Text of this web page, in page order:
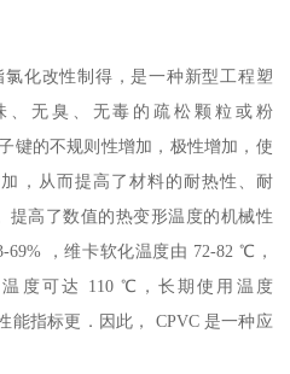
化改性制得，是一种新型工程塑
、无臭、无毒的疏松颗粒或粉
键的不规则性增加，极性增加，使
，从而提高了材料的耐热性、耐
提高了数值的热变形温度的机械性
69% ，维卡软化温度由 72-82 ℃，
温度可达 110 ℃，长期使用温度
能指标更．因此， CPVC 是一种应